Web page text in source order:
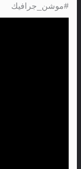
#موشن_جرافيك